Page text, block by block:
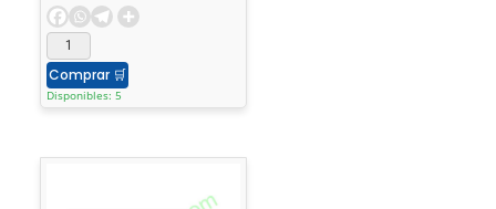
Comprar 🛒
Disponibles: 5